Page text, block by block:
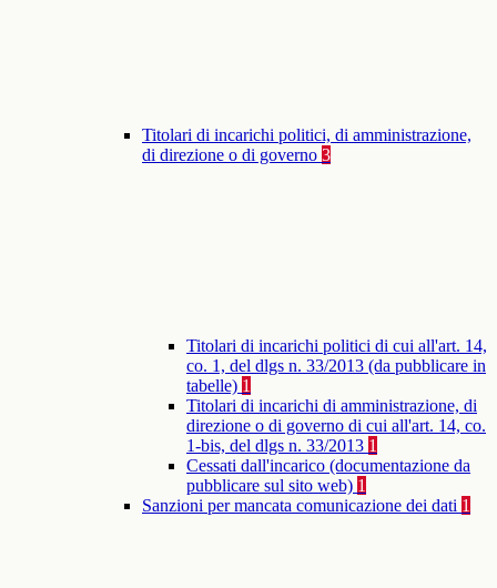
Titolari di incarichi politici, di amministrazione,
di direzione o di governo 3
Titolari di incarichi politici di cui all'art. 14,
co. 1, del dlgs n. 33/2013 (da pubblicare in
tabelle) 1
Titolari di incarichi di amministrazione, di
direzione o di governo di cui all'art. 14, co.
1-bis, del dlgs n. 33/2013 1
Cessati dall'incarico (documentazione da
pubblicare sul sito web) 1
Sanzioni per mancata comunicazione dei dati 1